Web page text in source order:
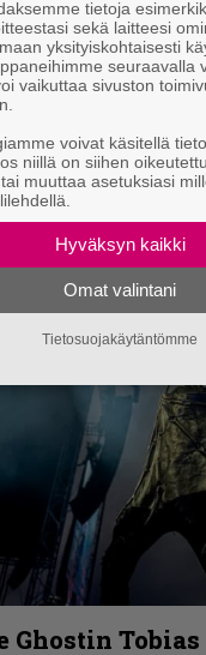
soittoon
Kisser
riffit ovat
Ghostin
tietoja
sekä laitteesi
yksityiskohtaisesti
seuraavalla
vaikuttaa sivuston
voivat käsitellä
niillä on siihen
muuttaa asetuksiasi
Hyväksyn kaikki
Omat valintani
Tietosuojakäytäntömme